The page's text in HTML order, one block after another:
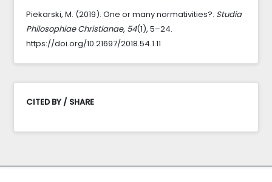
Piekarski, M. (2019). One or many normativities?. Studia
Philosophiae Christianae, 54(1), 5–24.
https://doi.org/10.21697/2018.54.1.11
CITED BY / SHARE